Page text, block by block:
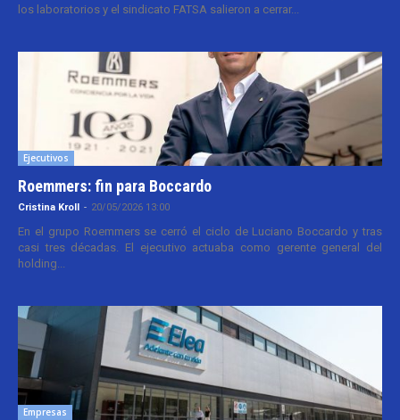
los laboratorios y el sindicato FATSA salieron a cerrar...
Ejecutivos
Roemmers: fin para Boccardo
Cristina Kroll - 20/05/2026 13:00
En el grupo Roemmers se cerró el ciclo de Luciano Boccardo y tras
casi tres décadas. El ejecutivo actuaba como gerente general del
holding...
Empresas